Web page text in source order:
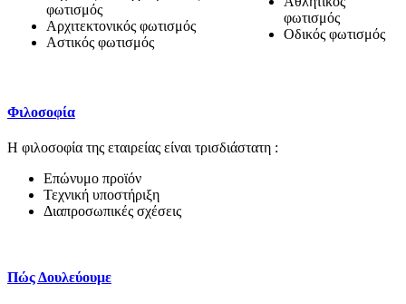
φωτισμός
Αρχιτεκτονικός φωτισμός
Αστικός φωτισμός
φωτισμός
Οδικός φωτισμός
Φιλοσοφία
Η φιλοσοφία της εταιρείας είναι τρισδιάστατη :
Επώνυμο προϊόν
Τεχνική υποστήριξη
Διαπροσωπικές σχέσεις
Πώς Δουλεύουμε